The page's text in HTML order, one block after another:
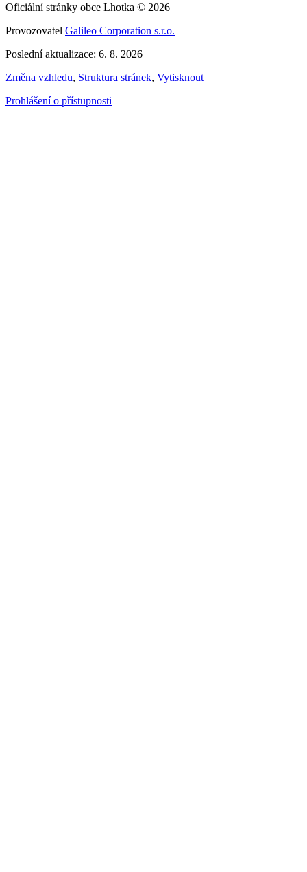
Oficiální stránky obce Lhotka © 2026
Provozovatel Galileo Corporation s.r.o.
Poslední aktualizace: 6. 8. 2026
Změna vzhledu, Struktura stránek, Vytisknout
Prohlášení o přístupnosti